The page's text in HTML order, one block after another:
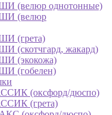
(велюр однотонные)
(велюр
(грета)
(скотчгард, жакард)
(экокожа)
(гобелен)
(оксфорд/дюспо)
(грета)